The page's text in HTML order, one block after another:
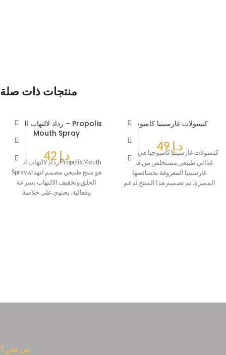
منتجات ذات صلة
رذاذ لالتهاب الحلق – Propolis
Mouth Spray
د.إرذاذ لالتهاب الحلق Propolis Mouth
Spray هو منتج طبيعي مصمم لتهدئة
الحلق وتخفيف الالتهاب بسرعة
وفعالية. يحتوي على خلاصة
كبسولات غارسينيا كامبوجيا
د.إ
كبسولات غارسينيا كامبوجيا هي مكمل
غذائي طبيعي مستخلص من فاكهة
غارسينيا المعروفة بخصائصها
المميزة. تم تصميم هذا المنتج لدعم
من نحن؟